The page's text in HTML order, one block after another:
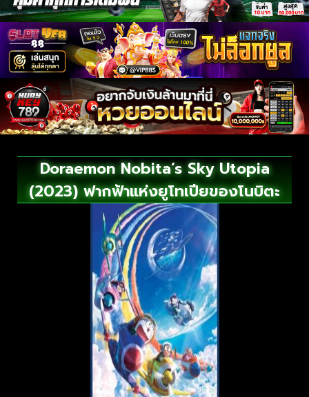
Doraemon Nobita’s Sky Utopia
(2023) ฟากฟ้าแห่งยูโทเปียของโนบิตะ